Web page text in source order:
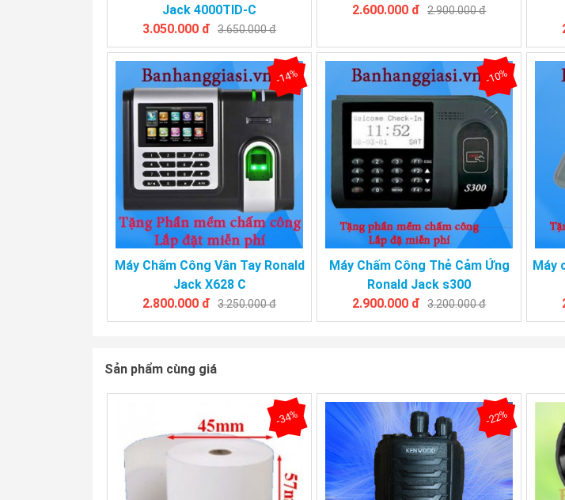
Jack 4000TID-C
3.050.000 đ 3.650.000 đ
2.600.000 đ 2.900.000 đ
Máy Chấm Công Vân Tay Ronald
Jack X628 C
-14%
2.800.000 đ 3.250.000 đ
Máy Chấm Công Thẻ Cảm Ứng
Ronald Jack s300
-10%
2.900.000 đ 3.200.000 đ
Máy
Sản phẩm cùng giá
-34% -22%